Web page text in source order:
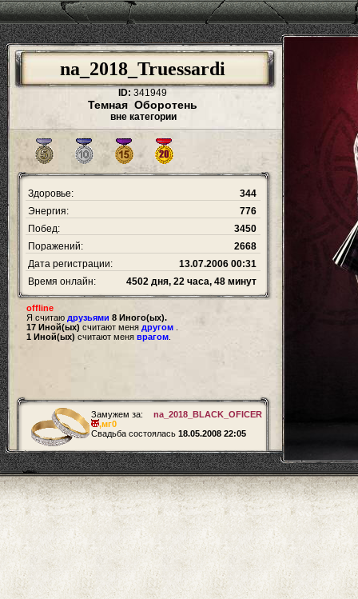
na_2018_Truessardi
ID: 341949
Темная Оборотень
вне категории
Здоровье:
344
Энергия:
776
Побед:
3450
Поражений:
2668
Дата регистрации:
13.07.2006 00:31
Время онлайн:
4502 дня, 22 часа, 48 минут
offline
Я считаю друзьями 8 Иного(ых).
17 Иной(ых) считают меня другом
1 Иной(ых) считают меня врагом
Замужем за:
na_2018_BLACK_OFICER
,мг0
Свадьба состоялась 18.05.2008 22:05